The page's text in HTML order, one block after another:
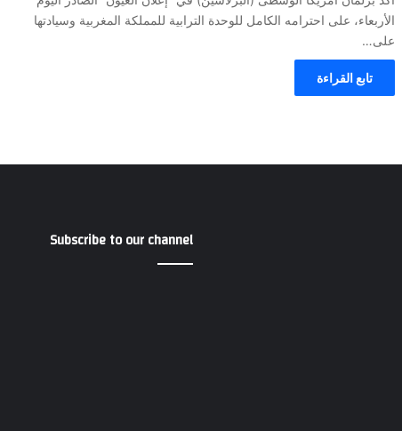
الأربعاء، على احترامه الكامل للوحدة الترابية للمملكة المغربية وسيادتها
على…
تابع القراءة
Subscribe to our channel